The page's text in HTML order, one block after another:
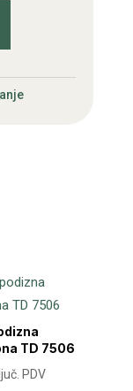
TD 7506
PDV